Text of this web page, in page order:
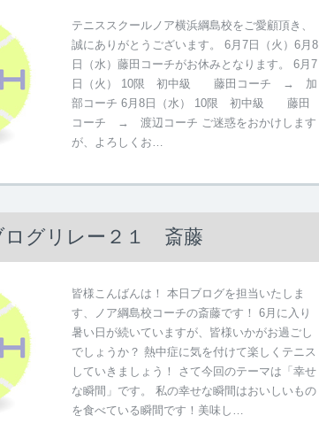
テニススクールノア横浜綱島校をご愛顧頂き、
誠にありがとうございます。 6月7日（火）6月8
日（水）藤田コーチがお休みとなります。 6月7
日（火） 10限 初中級 藤田コーチ → 加
部コーチ 6月8日（水） 10限 初中級 藤田
コーチ → 渡辺コーチ ご迷惑をおかけします
が、よろしくお…
ログリレー２１ 斎藤
皆様こんばんは！ 本日ブログを担当いたしま
す、ノア綱島校コーチの斎藤です！ 6月に入り
暑い日が続いていますが、皆様いかがお過ごし
でしょうか？ 熱中症に気を付けて楽しくテニス
していきましょう！ さて今回のテーマは「幸せ
な瞬間」です。 私の幸せな瞬間はおいしいもの
を食べている瞬間です！美味し…